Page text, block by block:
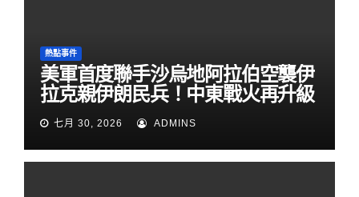
熱點事件
美軍首度聯手沙烏地阿拉伯空襲伊
拉克親伊朗民兵！中東戰火再升級
七月 30, 2026 ADMINS